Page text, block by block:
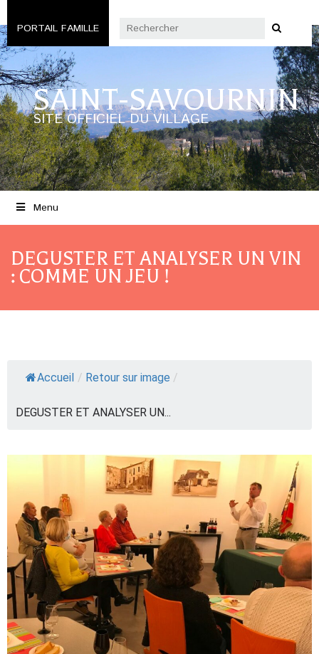
PORTAIL FAMILLE
SAINT-SAVOURNIN
SITE OFFICIEL DU VILLAGE
Menu
DEGUSTER ET ANALYSER UN VIN
: COMME UN JEU !
Accueil / Retour sur image /
DEGUSTER ET ANALYSER UN...